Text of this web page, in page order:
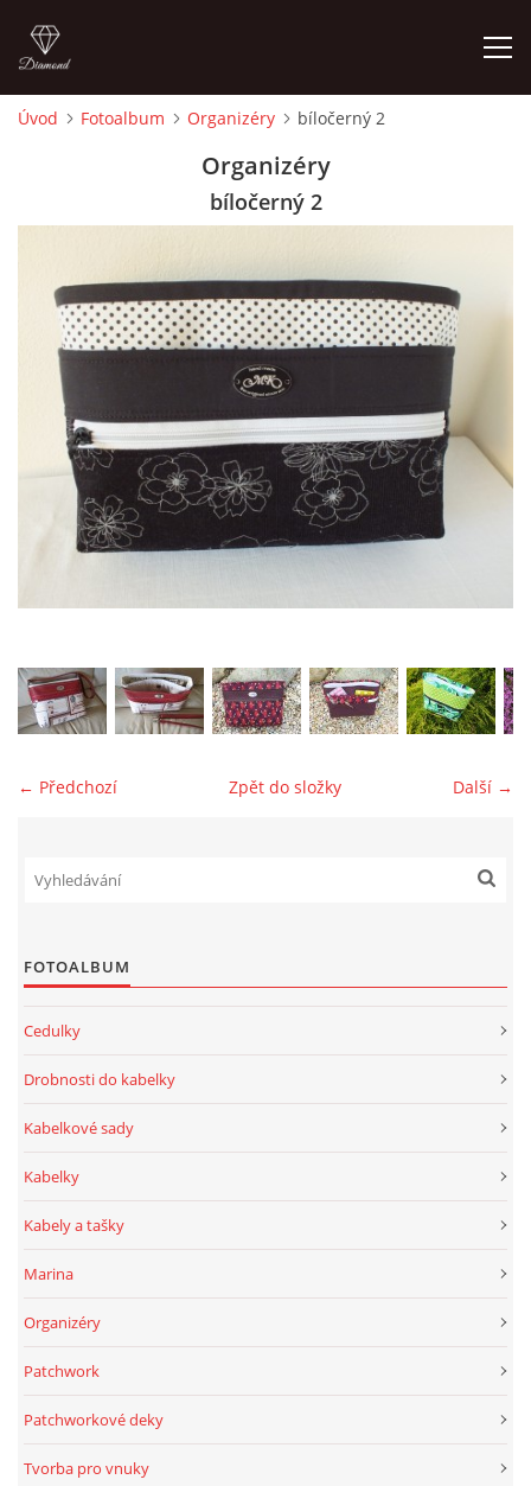
CEDULKY
MOJE POSLEDNÍ PRÁCE
Úvod Fotoalbum Organizéry bíločerný 2
Organizéry
bíločerný 2
← Předchozí Další →
Zpět do složky
FOTOALBUM
Cedulky
Drobnosti do kabelky
Kabelkové sady
Kabelky
Kabely a tašky
Marina
Organizéry
Patchwork
Patchworkové deky
Tvorba pro vnuky